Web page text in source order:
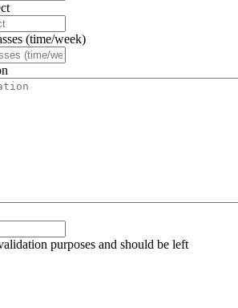
(time/week)
purposes and should be left